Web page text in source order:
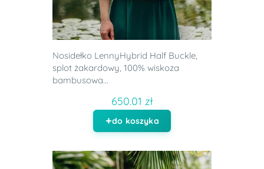
Nosidełko LennyHybrid Half Buckle,
splot żakardowy, 100% wiskoza
bambusowa...
650.01 zł
do koszyka